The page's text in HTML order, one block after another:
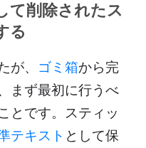
て削除されたス
る
が、 ゴミ箱から完
まず最初に行うべ
とです。スティッ
テキスト として保